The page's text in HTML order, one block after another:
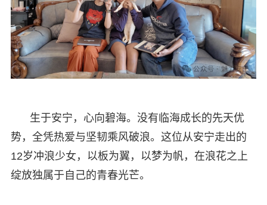
生于安宁，心向碧海。没有临海成长的先天优
势，全凭热爱与坚韧乘风破浪。这位从安宁走出的
12岁冲浪少女，以板为翼，以梦为帆，在浪花之上
绽放独属于自己的青春光芒。